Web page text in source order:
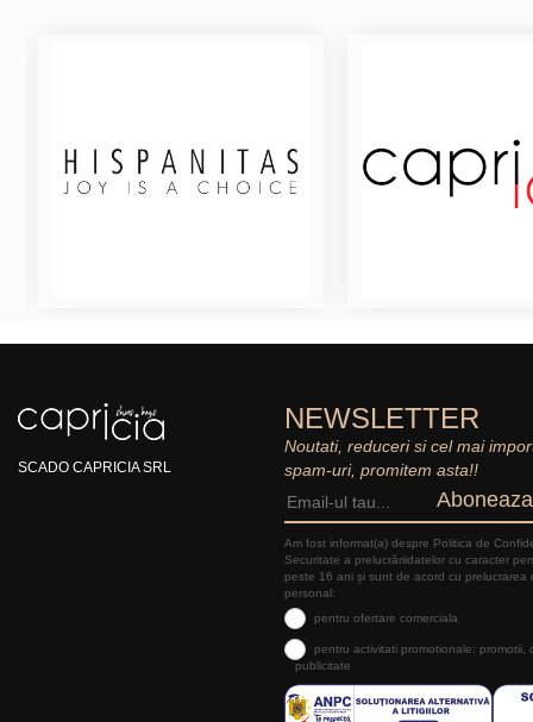
SCADO CAPRICIA SRL
NEWSLETTER
Noutati, reduceri si cel mai
spam-uri, promitem asta!!
Am fost informat(a) despre Politica de
Securitate a prelucrăriidatelor cu caracter
peste 16 ani și sunt de acord cu prelucrarea
personal:
pentru ofertare comerciala
pentru activitati promotionale: promotii,
publicitate